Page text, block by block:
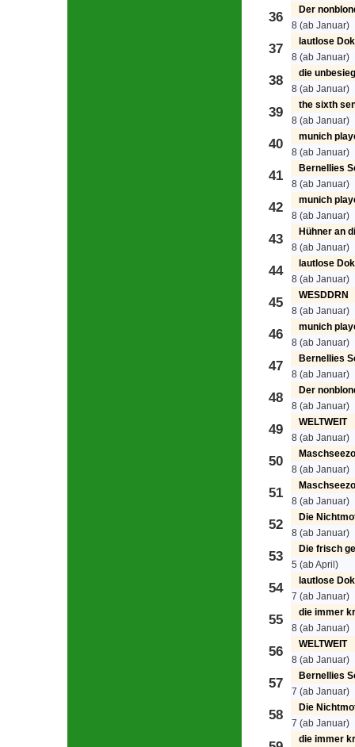
36
Der
8 (ab Januar)
37
lautlose
8 (ab Januar)
38
die
8 (ab Januar)
39
the sixth
8 (ab Januar)
40
munich
8 (ab Januar)
41
Bernellies
8 (ab Januar)
42
munich
8 (ab Januar)
43
Hühner an
8 (ab Januar)
44
lautlose
8 (ab Januar)
45
WESDDRN
8 (ab Januar)
46
munich
8 (ab Januar)
47
Bernellies
8 (ab Januar)
48
Der
8 (ab Januar)
49
WELTWEIT
8 (ab Januar)
50
8 (ab Januar)
51
8 (ab Januar)
52
Die
8 (ab Januar)
53
Die frisch
5 (ab April)
54
lautlose
7 (ab Januar)
55
die immer
8 (ab Januar)
56
WELTWEIT
8 (ab Januar)
57
Bernellies
7 (ab Januar)
58
Die
7 (ab Januar)
die immer